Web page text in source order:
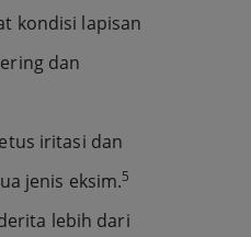
kondisi lapisan
dan
iritasi dan
jenis eksim.5
lebih dari